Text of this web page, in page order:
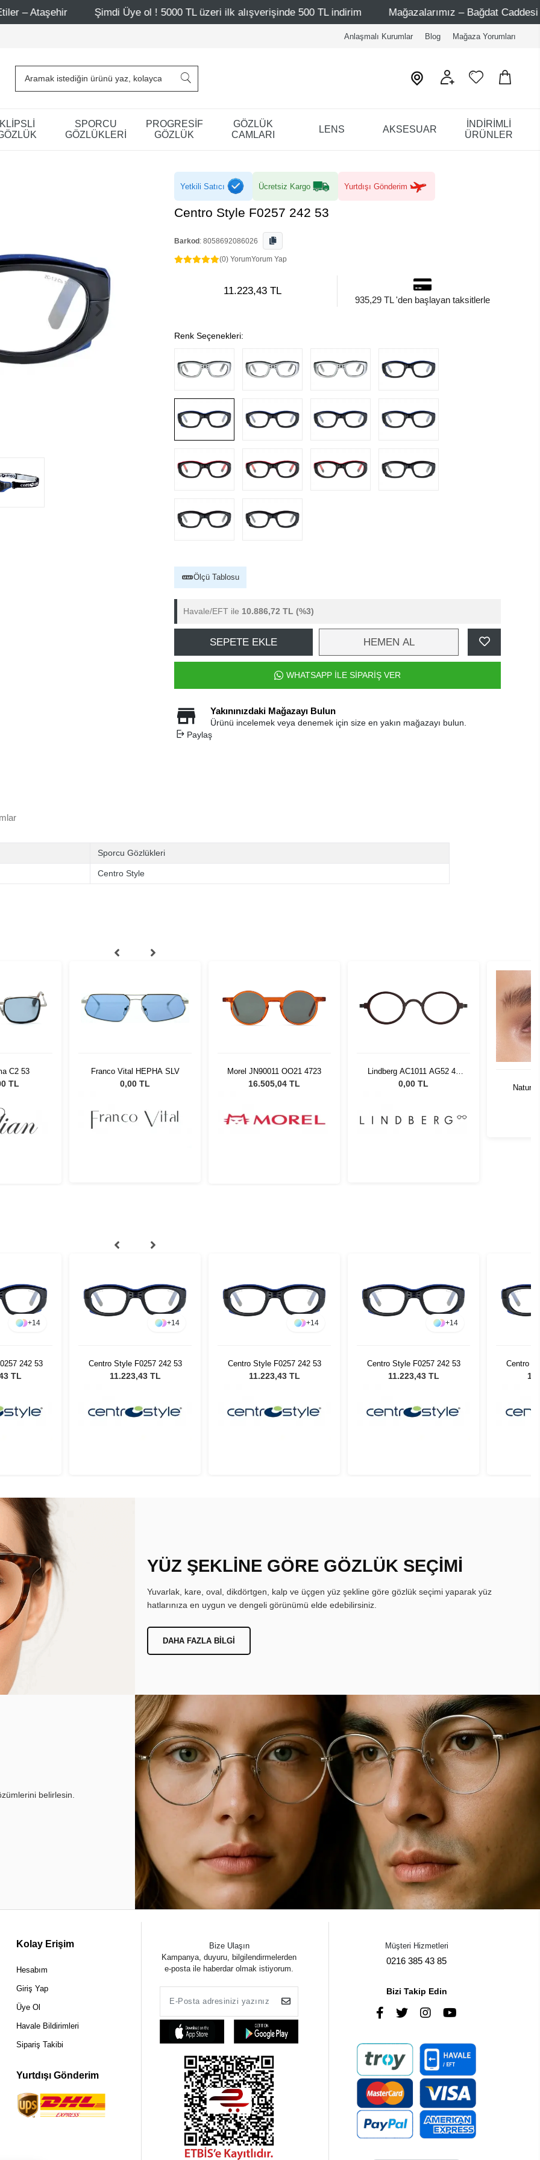
Şimdi Üye ol ! 5000 TL üzeri ilk alışverişinde 500 TL indirim Mağazalarımız – Bağdat Caddesi 1 - Bağdat
Anlaşmalı Kurumlar Blog Mağaza Yorumları
KLİPSLİ
SPORCU
GÖZLÜKLERİ
PROGRESİF
GÖZLÜK
GÖZLÜK
CAMLARI
LENS AKSESUAR
İNDİRİMLİ
ÜRÜNLER
Yetkili Satıcı Ücretsiz Kargo Yurtdışı Gönderim
Centro Style F0257 242 53
Barkod : 8058692086026
(0) YorumYorum Yap
11.223,43 TL
935,29 TL 'den başlayan taksitlerle
Renk Seçenekleri:
Ölçü Tablosu
Havale/EFT ile 10.886,72 TL (%3)
SEPETE EKLE HEMEN AL
WHATSAPP İLE SİPARİŞ VER
Yakınınızdaki Mağazayı Bulun
Ürünü incelemek veya denemek için size en yakın mağazayı bulun.
Paylaş
Sporcu Gözlükleri
Centro Style
C2 53
TL
Franco Vital HEPHA SLV
0,00 TL
Morel JN90011 OO21 4723
16.505,04 TL
Lindberg AC1011 AG52 42
135
0,00 TL
+14
242 53
TL
+14
Centro Style F0257 242 53
11.223,43 TL
+14
Centro Style F0257 242 53
11.223,43 TL
+14
Centro Style F0257 242 53
11.223,43 TL
Centro
YÜZ ŞEKLİNE GÖRE GÖZLÜK SEÇİMİ
Yuvarlak, kare, oval, dikdörtgen, kalp ve üçgen yüz şekline göre gözlük seçimi yaparak yüz
hatlarınıza en uygun ve dengeli görünümü elde edebilirsiniz.
DAHA FAZLA BILGI
belirlesin.
Kolay Erişim
Hesabım
Giriş Yap
Üye Ol
Havale Bildirimleri
Sipariş Takibi
Yurtdışı Gönderim
Bize Ulaşın
Kampanya, duyuru, bilgilendirmelerden
e-posta ile haberdar olmak istiyorum.
Müşteri Hizmetleri
0216 385 43 85
Bizi Takip Edin